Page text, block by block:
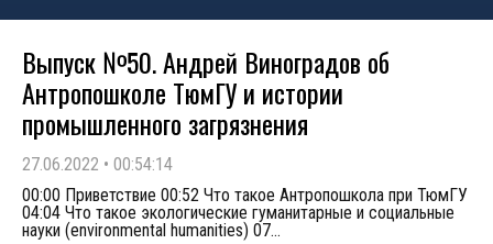
Выпуск №50. Андрей Виноградов об
Антропошколе ТюмГУ и истории
промышленного загрязнения
27.06.2022 • 00:54:14
00:00 Приветствие 00:52 Что такое Антропошкола при ТюмГУ
04:04 Что такое экологические гуманитарные и социальные
науки (environmental humanities) 07...